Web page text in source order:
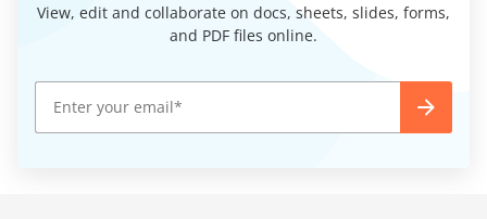
View, edit and collaborate on docs, sheets, slides, forms,
and PDF files online.